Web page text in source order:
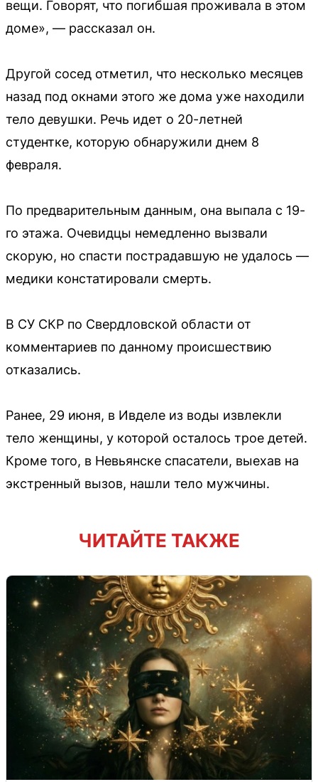
вещи. Говорят, что погибшая проживала в этом
доме», — рассказал он.
Другой сосед отметил, что несколько месяцев
назад под окнами этого же дома уже находили
тело девушки. Речь идет о 20-летней
студентке, которую обнаружили днем 8
февраля.
По предварительным данным, она выпала с 19-
го этажа. Очевидцы немедленно вызвали
скорую, но спасти пострадавшую не удалось —
медики констатировали смерть.
В СУ СКР по Свердловской области от
комментариев по данному происшествию
отказались.
Ранее, 29 июня, в Ивделе из воды извлекли
тело женщины, у которой осталось трое детей.
Кроме того, в Невьянске спасатели, выехав на
экстренный вызов, нашли тело мужчины.
ЧИТАЙТЕ ТАКЖЕ